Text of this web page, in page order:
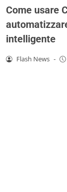
Come usare
intelligente
Flash News -